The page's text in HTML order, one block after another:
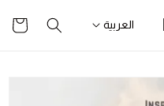
العربية
التسوق